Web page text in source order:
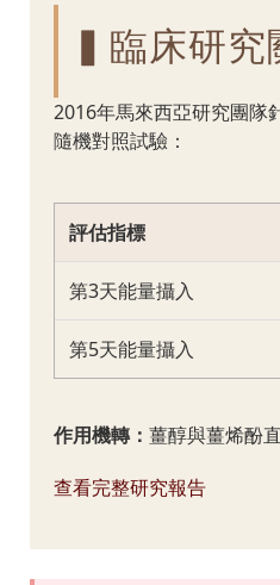
▍臨床研究
2016年馬來西亞研究團隊
隨機對照試驗：
評估指標
第3天能量攝入
第5天能量攝入
作用機轉： 薑醇與薑烯酚
查看完整研究報告